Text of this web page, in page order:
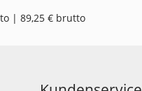
| 89,25 € brutto